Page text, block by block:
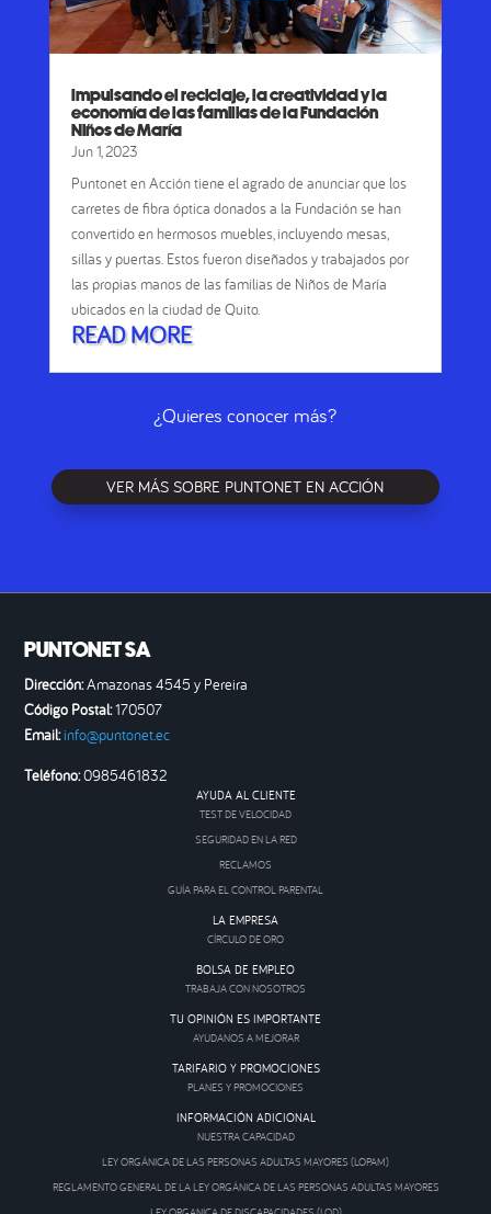
Impulsando el reciclaje, la creatividad y la
economía de las familias de la Fundación
Niños de María
Jun 1, 2023
Puntonet en Acción tiene el agrado de anunciar que los
carretes de fibra óptica donados a la Fundación se han
convertido en hermosos muebles, incluyendo mesas,
sillas y puertas. Estos fueron diseñados y trabajados por
las propias manos de las familias de Niños de María
ubicados en la ciudad de Quito.
READ MORE
¿Quieres conocer más?
VER MÁS SOBRE PUNTONET EN ACCIÓN
PUNTONET SA
Dirección:Amazonas 4545 y Pereira
Código Postal:170507
Email:info@puntonet.ec
Teléfono:0985461832
AYUDA AL CLIENTE
TEST DE VELOCIDAD
SEGURIDAD EN LA RED
RECLAMOS
GUÍA PARA EL CONTROL PARENTAL
LA EMPRESA
CÍRCULO DE ORO
BOLSA DE EMPLEO
TRABAJA CON NOSOTROS
TU OPINIÓN ES IMPORTANTE
AYUDANOS A MEJORAR
TARIFARIO Y PROMOCIONES
PLANES Y PROMOCIONES
INFORMACIÓN ADICIONAL
NUESTRA CAPACIDAD
LEY ORGÁNICA DE LAS PERSONAS ADULTAS MAYORES (LOPAM)
REGLAMENTO GENERAL DE LA LEY ORGÁNICA DE LAS PERSONAS ADULTAS MAYORES